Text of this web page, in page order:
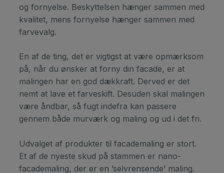
og fornyelse. Beskyttelsen hænger sammen med
kvalitet, mens fornyelse hænger sammen med
farvevalg.
En af de ting, det er vigtigst at være opmærksom
på, når du ønsker at forny din facade, er at
malingen har en god dækkraft. Derved er det
nemt at lave et farveskift. Desuden skal malingen
være åndbar, så fugt indefra kan passere
gennem både murværk og maling og ud i det fri.
Udvalget af produkter til facademaling er stort.
Et af de nyeste skud på stammen er nano-
facademaling, der er en ’selvrensende’ maling.